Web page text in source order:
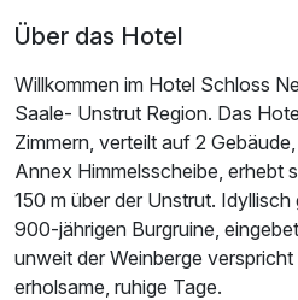
Ausstattung
Für 3 Tage
Über das Hotel
Willkommen im Hotel Schloss
Saale- Unstrut Region. Das
Zimmern, verteilt auf 2
Annex Himmelsscheibe, erhebt
150 m über der Unstrut.
900-jährigen Burgruine,
unweit der Weinberge
erholsame, ruhige Tage.